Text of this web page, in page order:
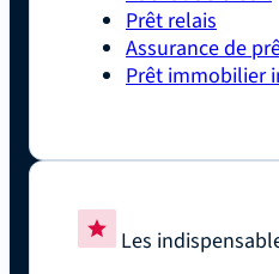
Prêt relais
Assurance de
Prêt immobilier
Les